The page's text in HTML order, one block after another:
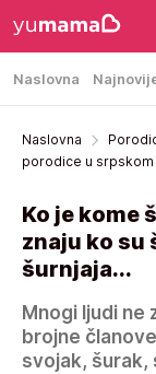
Naslovna
Naslovna
porodice u srpskom
Ko je kome
znaju ko su
šurnjaja...
Mnogi ljudi ne
brojne
svojak, šurak,